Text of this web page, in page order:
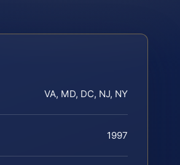
VA, MD, DC, NJ, NY
1997